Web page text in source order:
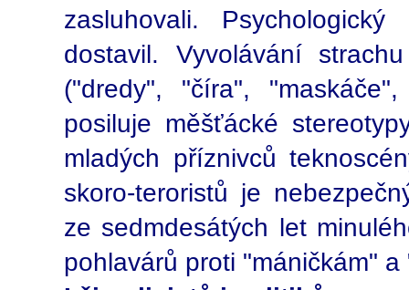
zasluhovali.
dostavil. Vyvolávání
("dredy", "číra",
posiluje měšťácké
mladých příznivců
skoro-teroristů je
ze sedmdesátých let
pohlavárů proti "máničkám" a